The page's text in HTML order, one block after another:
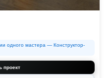
одного мастера — Конструктор-
проект